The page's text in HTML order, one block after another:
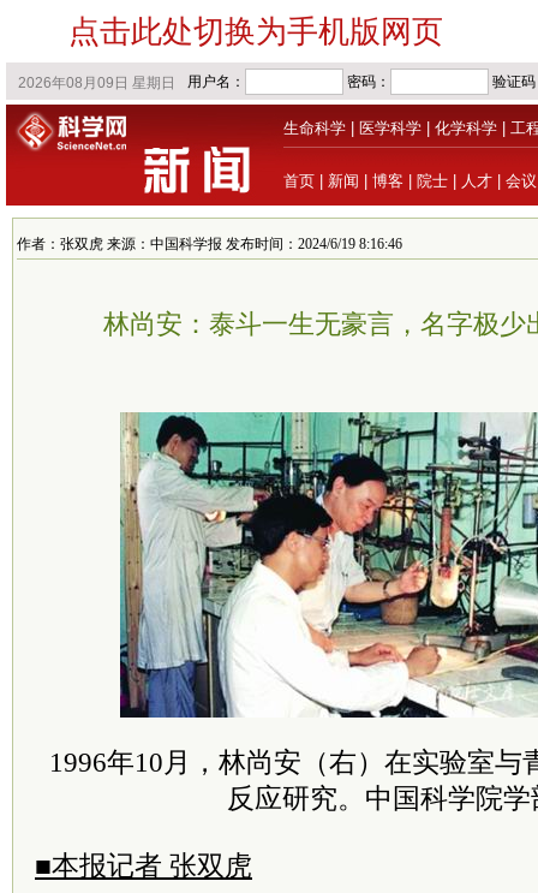
点击此处切换为手机版网页
生命科学 医学科学 化学科学 工
首页 新闻 博客 院士 人才 会议
作者：张双虎 来源：中国科学报 发布时间：2024/6/19 8:16:46
林尚安：泰斗一生无豪言，名字极少
1996年10月，林尚安（右）在实验室与
反应研究。中国科学院
■本报记者 张双虎